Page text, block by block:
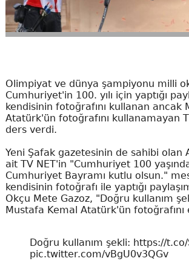
Olimpiyat ve dünya şampiyonu milli
Cumhuriyet'in 100. yılı için yaptığı
kendisinin fotoğrafını kullanan ancak
Atatürk'ün fotoğrafını kullanamayan
ders verdi.
Yeni Şafak gazetesinin de sahibi olan
ait TV NET'in "Cumhuriyet 100
Cumhuriyet Bayramı kutlu olsun."
kendisinin fotoğrafı ile yaptığı
Okçu Mete Gazoz, "Doğru kullanım
Mustafa Kemal Atatürk'ün fotoğrafını
Doğru kullanım şekli: https://t.co/
pic.twitter.com/vBgU0v3QGv